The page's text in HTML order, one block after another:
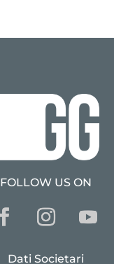
FOLLOW US ON
Dati Societari